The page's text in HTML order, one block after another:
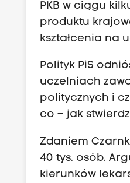
PKB w ciągu
produktu
kształcenia na
Polityk PiS
uczelniach
politycznych i
co – jak
Zdaniem
40 tys. osób.
kierunków